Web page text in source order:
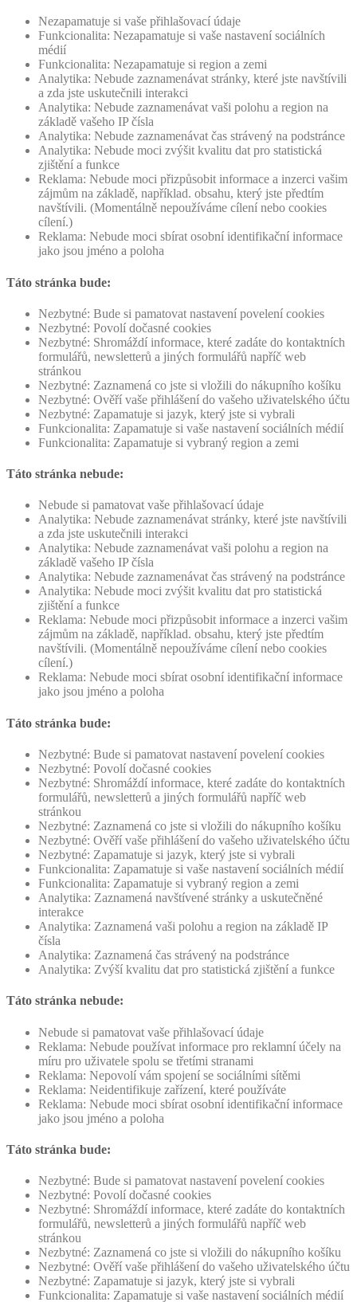
Nezapamatuje si vaše přihlašovací údaje
Funkcionalita: Nezapamatuje si vaše nastavení sociálních
médií
Funkcionalita: Nezapamatuje si region a zemi
Analytika: Nebude zaznamenávat stránky, které jste navštívili
a zda jste uskutečnili interakci
Analytika: Nebude zaznamenávat vaši polohu a region na
základě vašeho IP čísla
Analytika: Nebude zaznamenávat čas strávený na podstránce
Analytika: Nebude moci zvýšit kvalitu dat pro statistická
zjištění a funkce
Reklama: Nebude moci přizpůsobit informace a inzerci vašim
zájmům na základě, například. obsahu, který jste předtím
navštívili. (Momentálně nepoužíváme cílení nebo cookies
cílení.)
Reklama: Nebude moci sbírat osobní identifikační informace
jako jsou jméno a poloha
Táto stránka bude:
Nezbytné: Bude si pamatovat nastavení povelení cookies
Nezbytné: Povolí dočasné cookies
Nezbytné: Shromáždí informace, které zadáte do kontaktních
formulářů, newsletterů a jiných formulářů napříč web
stránkou
Nezbytné: Zaznamená co jste si vložili do nákupního košíku
Nezbytné: Ověří vaše přihlášení do vašeho uživatelského účtu
Nezbytné: Zapamatuje si jazyk, který jste si vybrali
Funkcionalita: Zapamatuje si vaše nastavení sociálních médií
Funkcionalita: Zapamatuje si vybraný region a zemi
Táto stránka nebude:
Nebude si pamatovat vaše přihlašovací údaje
Analytika: Nebude zaznamenávat stránky, které jste navštívili
a zda jste uskutečnili interakci
Analytika: Nebude zaznamenávat vaši polohu a region na
základě vašeho IP čísla
Analytika: Nebude zaznamenávat čas strávený na podstránce
Analytika: Nebude moci zvýšit kvalitu dat pro statistická
zjištění a funkce
Reklama: Nebude moci přizpůsobit informace a inzerci vašim
zájmům na základě, například. obsahu, který jste předtím
navštívili. (Momentálně nepoužíváme cílení nebo cookies
cílení.)
Reklama: Nebude moci sbírat osobní identifikační informace
jako jsou jméno a poloha
Táto stránka bude:
Nezbytné: Bude si pamatovat nastavení povelení cookies
Nezbytné: Povolí dočasné cookies
Nezbytné: Shromáždí informace, které zadáte do kontaktních
formulářů, newsletterů a jiných formulářů napříč web
stránkou
Nezbytné: Zaznamená co jste si vložili do nákupního košíku
Nezbytné: Ověří vaše přihlášení do vašeho uživatelského účtu
Nezbytné: Zapamatuje si jazyk, který jste si vybrali
Funkcionalita: Zapamatuje si vaše nastavení sociálních médií
Funkcionalita: Zapamatuje si vybraný region a zemi
Analytika: Zaznamená navštívené stránky a uskutečněné
interakce
Analytika: Zaznamená vaši polohu a region na základě IP
čísla
Analytika: Zaznamená čas strávený na podstránce
Analytika: Zvýší kvalitu dat pro statistická zjištění a funkce
Táto stránka nebude:
Nebude si pamatovat vaše přihlašovací údaje
Reklama: Nebude používat informace pro reklamní účely na
míru pro uživatele spolu se třetími stranami
Reklama: Nepovolí vám spojení se sociálními sítěmi
Reklama: Neidentifikuje zařízení, které používáte
Reklama: Nebude moci sbírat osobní identifikační informace
jako jsou jméno a poloha
Táto stránka bude:
Nezbytné: Bude si pamatovat nastavení povelení cookies
Nezbytné: Povolí dočasné cookies
Nezbytné: Shromáždí informace, které zadáte do kontaktních
formulářů, newsletterů a jiných formulářů napříč web
stránkou
Nezbytné: Zaznamená co jste si vložili do nákupního košíku
Nezbytné: Ověří vaše přihlášení do vašeho uživatelského účtu
Nezbytné: Zapamatuje si jazyk, který jste si vybrali
Funkcionalita: Zapamatuje si vaše nastavení sociálních médií